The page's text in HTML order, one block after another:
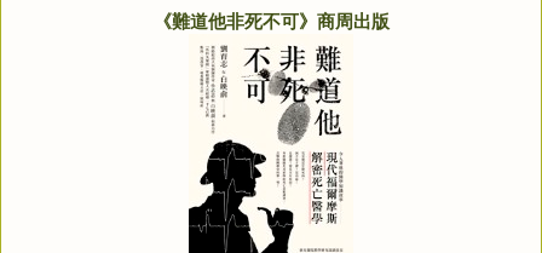
《難道他非死不可》商周出版